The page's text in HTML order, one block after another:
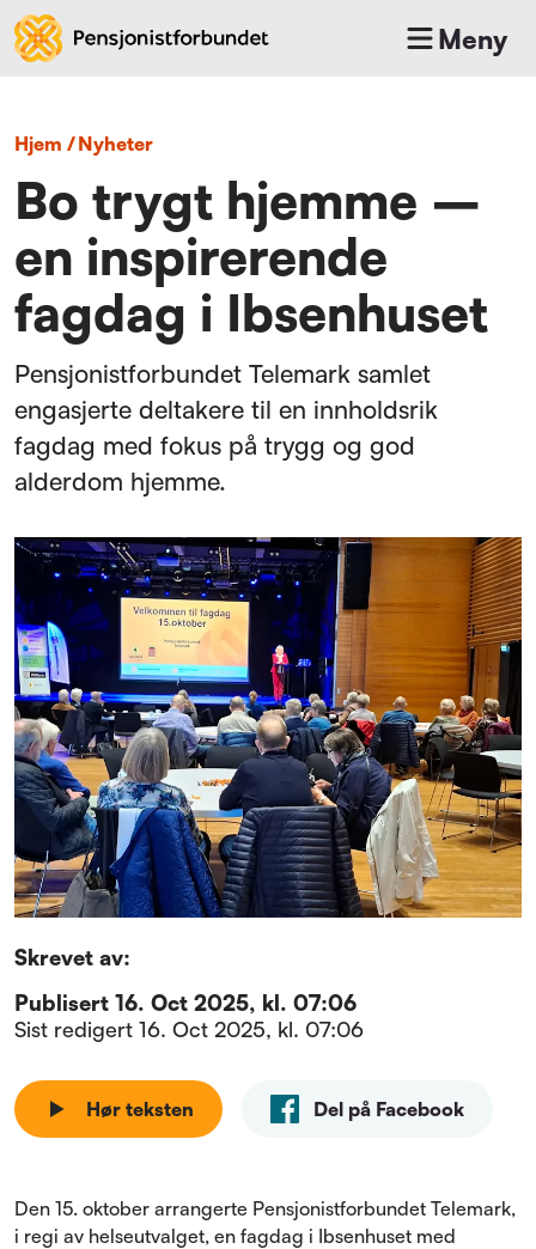
Meny
Hjem / nyheter
Bo trygt hjemme –
en inspirerende
fagdag i Ibsenhuset
Pensjonistforbundet Telemark samlet
engasjerte deltakere til en innholdsrik
fagdag med fokus på trygg og god
alderdom hjemme.
Skrevet av:
Publisert 16. Oct 2025, kl. 07:06
Sist redigert 16. Oct 2025, kl. 07:06
Hør teksten Del på Facebook
Den 15. oktober arrangerte Pensjonistforbundet Telemark,
i regi av helseutvalget, en fagdag i Ibsenhuset med